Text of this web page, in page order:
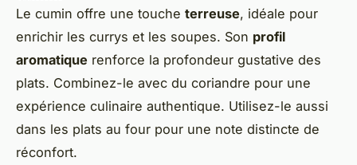
Le cumin offre une touche terreuse, idéale pour
enrichir les currys et les soupes. Son profil
aromatique renforce la profondeur gustative des
plats. Combinez-le avec du coriandre pour une
expérience culinaire authentique. Utilisez-le aussi
dans les plats au four pour une note distincte de
réconfort.